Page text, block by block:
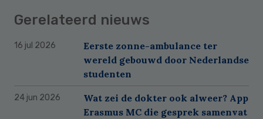
Gerelateerd nieuws
16 jul 2026
Eerste zonne-ambulance ter
wereld gebouwd door Nederlandse
studenten
24 jun 2026
Wat zei de dokter ook alweer? App
Erasmus MC die gesprek samenvat